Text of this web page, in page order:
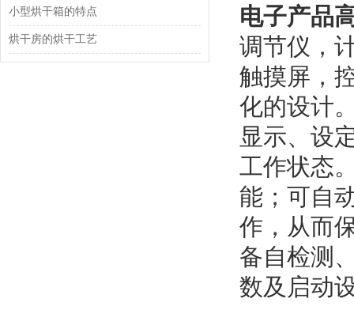
小型烘干箱的特点
烘干房的烘干工艺
电子产品
调节仪，
触摸屏，
化的设计
显示、设
工作状态
能；可自
作，从而
备自检测
数及启动